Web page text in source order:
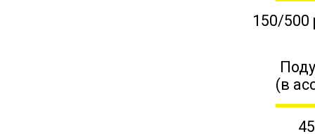
150/500
(в